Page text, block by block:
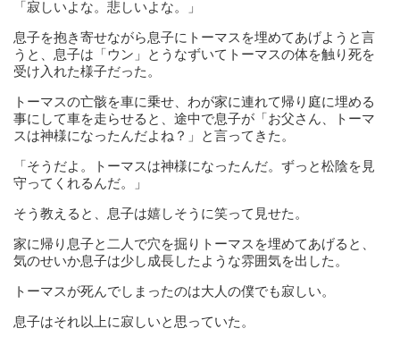
「寂しいよな。悲しいよな。」
息子を抱き寄せながら息子にトーマスを埋めてあげようと言
うと、息子は「ウン」とうなずいてトーマスの体を触り死を
受け入れた様子だった。
トーマスの亡骸を車に乗せ、わが家に連れて帰り庭に埋める
事にして車を走らせると、途中で息子が「お父さん、トーマ
スは神様になったんだよね？」と言ってきた。
「そうだよ。トーマスは神様になったんだ。ずっと松陰を見
守ってくれるんだ。」
そう教えると、息子は嬉しそうに笑って見せた。
家に帰り息子と二人で穴を掘りトーマスを埋めてあげると、
気のせいか息子は少し成長したような雰囲気を出した。
トーマスが死んでしまったのは大人の僕でも寂しい。
息子はそれ以上に寂しいと思っていた。